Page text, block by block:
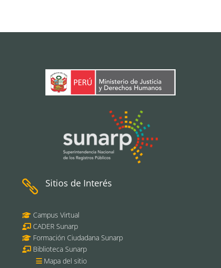
 Sitios de Interés
Campus Virtual
CADER Sunarp
Formación Ciudadana Sunarp
Biblioteca Sunarp
Mapa del sitio